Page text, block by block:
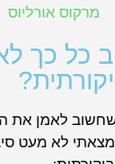
מרקוס אורליוס
כל כך
לאמן את
מצאתי לא מעט